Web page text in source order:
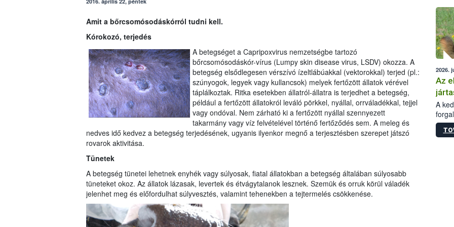
Amit a bőrcsomósodáskórról tudni kell.
Kórokozó, terjedés
A betegséget a Capripoxvirus nemzetségbe tartozó
bőrcsomósodáskór-vírus (Lumpy skin disease virus, LSDV) okozza. A
betegség elsődlegesen vérszívó ízeltlábúakkal (vektorokkal) terjed (pl.:
szúnyogok, legyek vagy kullancsok) melyek fertőzött állatok vérével
táplálkoztak. Ritka esetekben állatról-állatra is terjedhet a betegség,
például a fertőzött állatokról leváló pörkkel, nyállal, orrváladékkal, tejjel
vagy ondóval. Nem zárható ki a fertőzött nyállal szennyezett
takarmány vagy víz felvételével történő fertőződés sem. A meleg és
nedves idő kedvez a betegség terjedésének, ugyanis ilyenkor megnő a terjesztésben szerepet játszó
rovarok aktivitása.
Tünetek
A betegség tünetei lehetnek enyhék vagy súlyosak, fiatal állatokban a betegség általában súlyosabb
tüneteket okoz. Az állatok lázasak, levertek és étvágytalanok lesznek. Szemük és orruk körül váladék
jelenhet meg és előfordulhat súlyvesztés, valamint tehenekben a tejtermelés csökkenése.
2026.
Az
A